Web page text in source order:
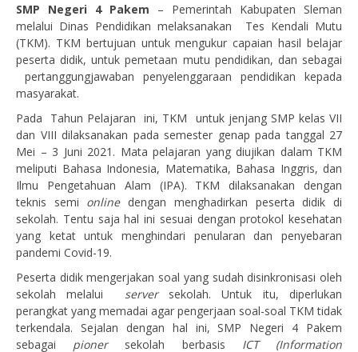
SMP Negeri 4 Pakem – Pemerintah Kabupaten Sleman
melalui Dinas Pendidikan melaksanakan Tes Kendali Mutu
(TKM). TKM bertujuan untuk mengukur capaian hasil belajar
peserta didik, untuk pemetaan mutu pendidikan, dan sebagai
pertanggungjawaban penyelenggaraan pendidikan kepada
masyarakat.
Pada Tahun Pelajaran ini, TKM untuk jenjang SMP kelas VII
dan VIII dilaksanakan pada semester genap pada tanggal 27
Mei – 3 Juni 2021. Mata pelajaran yang diujikan dalam TKM
meliputi Bahasa Indonesia, Matematika, Bahasa Inggris, dan
Ilmu Pengetahuan Alam (IPA). TKM dilaksanakan dengan
teknis semi onlinedengan menghadirkan peserta didik di
sekolah. Tentu saja hal ini sesuai dengan protokol kesehatan
yang ketat untuk menghindari penularan dan penyebaran
pandemi Covid-19.
Peserta didik mengerjakan soal yang sudah disinkronisasi oleh
sekolah melalui
serversekolah. Untuk itu, diperlukan
perangkat yang memadai agar pengerjaan soal-soal TKM tidak
terkendala. Sejalan dengan hal ini, SMP Negeri 4 Pakem
sebagai pionersekolah berbasis ICT
(Information